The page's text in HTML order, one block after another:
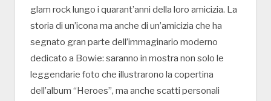
glam rock lungo i quarant’anni della loro amicizia. La
storia di un’icona ma anche di un’amicizia che ha
segnato gran parte dell’immaginario moderno
dedicato a Bowie: saranno in mostra non solo le
leggendarie foto che illustrarono la copertina
dell’album “Heroes”, ma anche scatti personali